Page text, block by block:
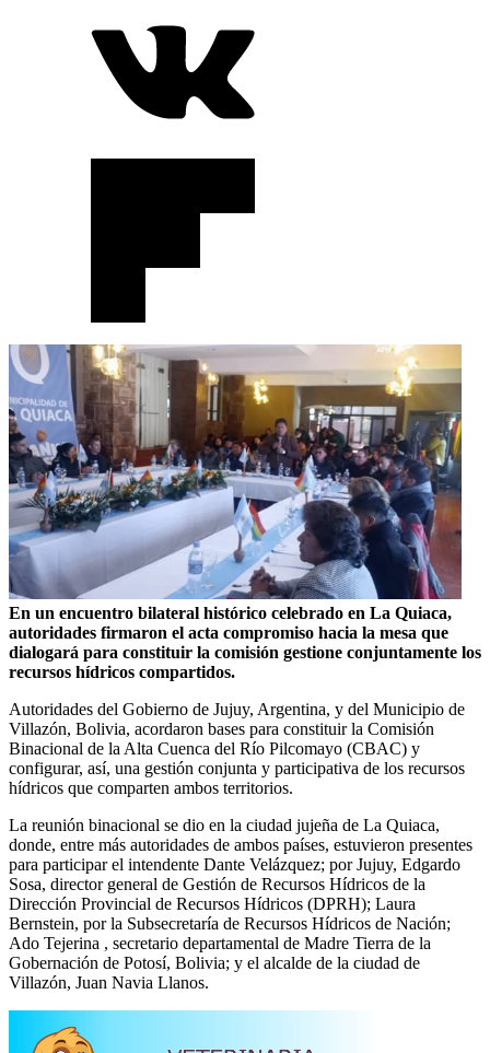
En un encuentro bilateral histórico celebrado en La Quiaca,
autoridades firmaron el acta compromiso hacia la mesa que
dialogará para constituir la comisión gestione conjuntamente los
recursos hídricos compartidos.
Autoridades del Gobierno de Jujuy, Argentina, y del Municipio de
Villazón, Bolivia, acordaron bases para constituir la Comisión
Binacional de la Alta Cuenca del Río Pilcomayo (CBAC) y
configurar, así, una gestión conjunta y participativa de los recursos
hídricos que comparten ambos territorios.
La reunión binacional se dio en la ciudad jujeña de La Quiaca,
donde, entre más autoridades de ambos países, estuvieron presentes
para participar el intendente Dante Velázquez; por Jujuy, Edgardo
Sosa, director general de Gestión de Recursos Hídricos de la
Dirección Provincial de Recursos Hídricos (DPRH); Laura
Bernstein, por la Subsecretaría de Recursos Hídricos de Nación;
Ado Tejerina , secretario departamental de Madre Tierra de la
Gobernación de Potosí, Bolivia; y el alcalde de la ciudad de
Villazón, Juan Navia Llanos.